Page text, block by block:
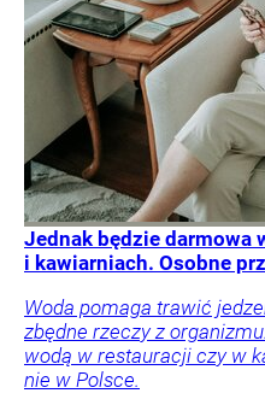
Jednak będzie darmowa
i kawiarniach. Osobne
Woda pomaga trawić
zbędne rzeczy z
wodą w restauracji czy w
nie w Polsce.